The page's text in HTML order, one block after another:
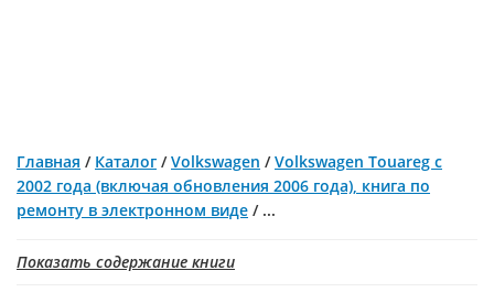
Главная / Каталог /Volkswagen /Volkswagen Touareg с
2002 года (включая обновления 2006 года), книга по
ремонту в электронном виде / ...
Показать содержание книги